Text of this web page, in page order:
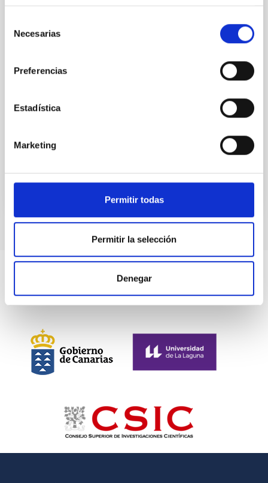
Necesarias
Preferencias
Estadística
Marketing
Permitir todas
Permitir la selección
Denegar
attention, the specific effects of active galactic nuclei
(AGN) winds, particularly ultrafast outflows (UFOs),
investigating the relationship between SMBH mass
Waas, Jourdan et al.
NÚMERO DE CITAS